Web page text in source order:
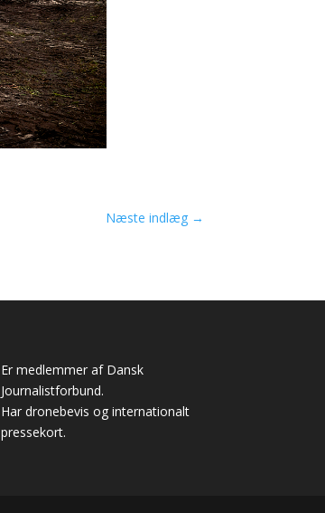
Næste indlæg→
Er medlemmer af Dansk
Journalistforbund.
Har dronebevis og internationalt
pressekort.